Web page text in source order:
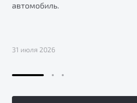
автомобиль.
31 июля 2026